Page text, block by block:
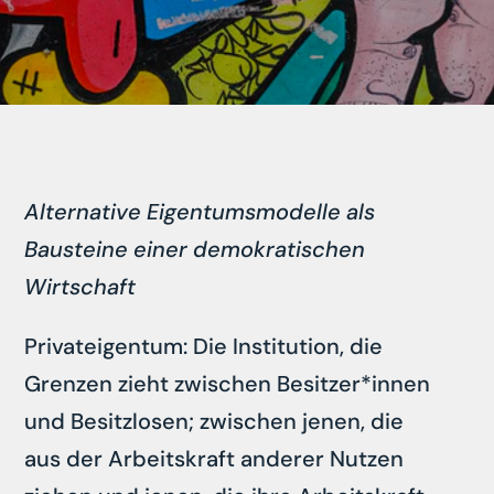
Alternative Eigentumsmodelle als
Bausteine einer demokratischen
Wirtschaft
Privateigentum: Die Institution, die
Grenzen zieht zwischen Besitzer*innen
und Besitzlosen; zwischen jenen, die
aus der Arbeitskraft anderer Nutzen